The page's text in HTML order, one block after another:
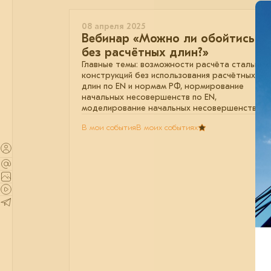
08 апреля 2025
Вебинар «Можно ли обойтись
без расчётных длин?»
Главные темы: возможности расчёта стальных
конструкций без использования расчётных
длин по EN и нормам РФ, нормирование
начальных несовершенств по EN,
моделирование начальных несовершенств.
В мои событияВ моих событиях